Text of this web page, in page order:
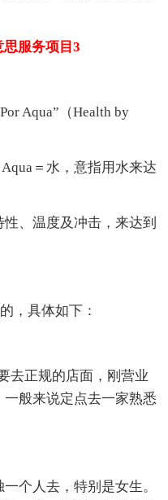
服务项目3
Aqua”（Health by
＝水，意指用水来达
、温度及冲击，来达到
，具体如下：
正规的店面，刚营业
般来说定点去一家熟悉
人去，特别是女生。